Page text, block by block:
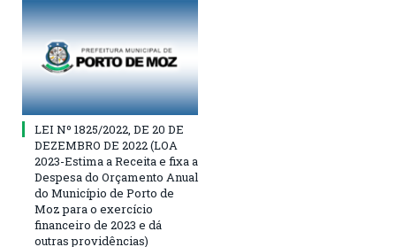
LEI Nº 1825/2022, DE 20 DE
DEZEMBRO DE 2022 (LOA
2023-Estima a Receita e fixa a
Despesa do Orçamento Anual
do Município de Porto de
Moz para o exercício
financeiro de 2023 e dá
outras providências)